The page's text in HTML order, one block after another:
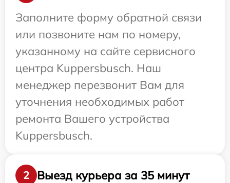
Заполните форму обратной связи
или позвоните нам по номеру,
указанному на сайте сервисного
центра Kuppersbusch. Наш
менеджер перезвонит Вам для
уточнения необходимых работ
ремонта Вашего устройства
Kuppersbusch.
2
Выезд курьера за 35 минут